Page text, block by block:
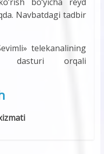
Navbatdagi tadbir
telekanalining
dasturi orqali